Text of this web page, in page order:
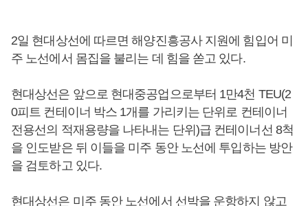
2일 현대상선에 따르면 해양진흥공사 지원에 힘입어 미
주 노선에서 몸집을 불리는 데 힘을 쏟고 있다.
현대상선은 앞으로 현대중공업으로부터 1만4천 TEU(2
0피트 컨테이너 박스 1개를 가리키는 단위로 컨테이너
전용선의 적재용량을 나타내는 단위)급 컨테이너선 8척
을 인도받은 뒤 이들을 미주 동안 노선에 투입하는 방안
을 검토하고 있다.
현대상선은 미주 동안 노선에서 선박을 운항하지 않고